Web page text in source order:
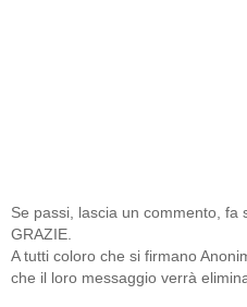
Se passi, lascia un commento, fa
GRAZIE.
A tutti coloro che si firmano
che il loro messaggio verrà